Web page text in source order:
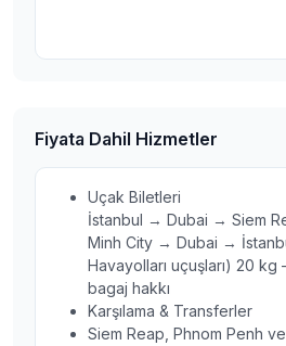
Fiyata Dahil Hizmetler
Uçak Biletleri
İstanbul → Dubai → Siem
Minh City → Dubai →
Havayolları uçuşları) 20 kg
bagaj hakkı
Karşılama & Transferler
Siem Reap, Phnom Penh